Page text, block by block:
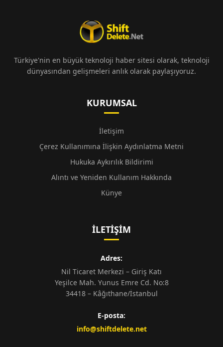
Türkiye'nin en büyük teknoloji haber sitesi olarak, teknoloji
dünyasından gelişmeleri anlık olarak paylaşıyoruz.
KURUMSAL
İletişim
Çerez Kullanımına İlişkin Aydınlatma Metni
Hukuka Aykırılık Bildirimi
Alıntı ve Yeniden Kullanım Hakkında
Künye
İLETIŞIM
Adres:
Nil Ticaret Merkezi – Giriş Katı
Yeşilce Mah. Yunus Emre Cd. No:8
34418 – Kâğıthane/İstanbul
E-posta:
info@shiftdelete.net